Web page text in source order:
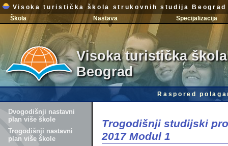
Visoka turistička škola strukovnih studija Beograd
Škola
Nastava Specijalizacija
Visoka turistička
Beograd
Raspored
Dvogodišnji nastavni
plan više škole
Trogodišnji nastavni
plan više škole
Trogodišnji studijski
2017 Modul 1